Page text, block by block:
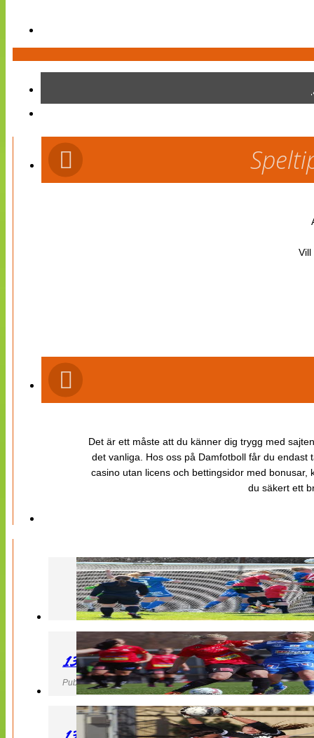
Vill
Det är ett måste att du känner dig trygg med
det vanliga. Hos oss på Damfotboll får du
casino utan licens och bettingsidor med
du säkert ett
130427 LB 07 – QBIK
Publicerad 27 April 2013, 22:40